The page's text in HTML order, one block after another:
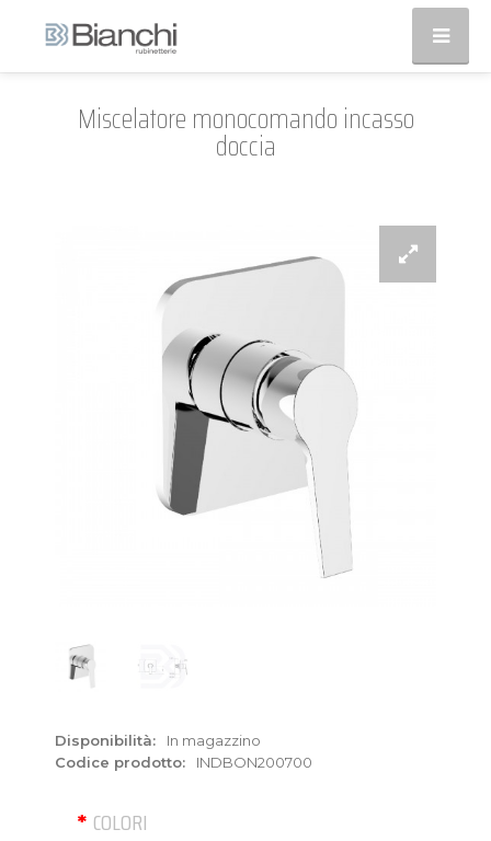
Miscelatore monocomando incasso
doccia
Disponibilità:
In magazzino
Codice prodotto:
INDBON200700
COLORI